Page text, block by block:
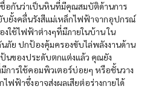
ชื่อกันว่าเป็นหินที่มีคุณสมบัติด้านการ
บยั้งคลื่นรังสีแม่เหล็กไฟฟ้าจากอุปกรณ์
งใช้ไฟฟ้าต่างๆที่มีภายในบ้าน ใน
นภัย ปกป้องคุ้มครองขับไล่พลังงานด้าน
นของประดับตกแต่งแล้ว คุณยัง
การใช้คอมพิวเตอร์บ่อยๆ หรือชั้นวาง
ฟฟ้าซึ่งอาจส่งผลเสียต่อร่างกายได้